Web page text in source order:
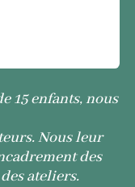
15 enfants, nous
Nous leur
des
ateliers.